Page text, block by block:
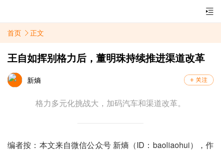
首页 正文
王自如挥别格力后，董明珠持续推进渠道改革
新熵
格力多元化挑战大，加码汽车和渠道改革。
编者按：本文来自微信公众号 新熵（ID：baoliaohui），作